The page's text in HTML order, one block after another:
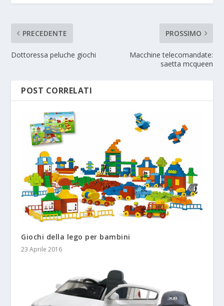
PRECEDENTE
Dottoressa peluche giochi
PROSSIMO
Macchine telecomandate:
saetta mcqueen
POST CORRELATI
Giochi della lego per bambini
23 Aprile 2016